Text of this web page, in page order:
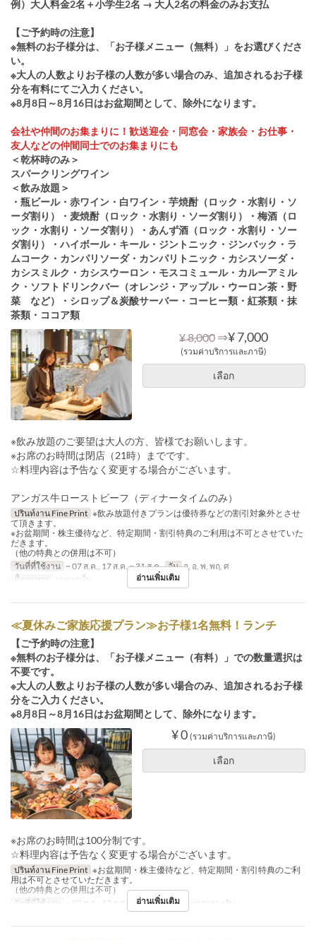
例）大人料金2名＋小学生2名 → 大人2名の料金のみお支払
【ご予約時の注意】
※無料のお子様分は、「お子様メニュー（無料）」をお選びくださ
い。
※大人の人数よりお子様の人数が多い場合のみ、追加されるお子様
分を有料にてご入力ください。
※8月8日～8月16日はお盆期間として、除外になります。
会社や仲間のお集まりに！歓送迎会・同窓会・家族会・お仕事・
友人などの仲間同士でのお集まりにも
＜乾杯時のみ＞
スパークリングワイン
＜飲み放題＞
・瓶ビール・赤ワイン・白ワイン・芋焼酎（ロック・水割り・ソ
ーダ割り）・麦焼酎（ロック・水割り・ソーダ割り）・梅酒（ロ
ック・水割り・ソーダ割り）・あんず酒（ロック・水割り・ソー
ダ割り）・ハイボール・キール・ジントニック・ジンバック・ラ
ムコーク・カンパリソーダ・カンパリトニック・カシスソーダ・
カシスミルク・カシスウーロン・モスコミュール・カルーアミル
ク・ソフトドリンクバー（オレンジ・アップル・ウーロン茶・野
菜 など）・シロップ＆炭酸サーバー・コーヒー類・紅茶類・抹
茶類・ココア類
¥ 8,000 ⇒¥ 7,000
(รวมค่าบริการและภาษี)
เลือก
※飲み放題のご要望は大人の方、皆様でお願いします。
※お席のお時間は閉店（21時）までです。
☆料理内容は予告なく変更する場合がございます。
アンガス牛ローストビーフ（ディナータイムのみ）
ปรินท์งาน Fine Print ※飲み放題付きプランは優待券などの割引対象外とさせ
て頂きます。
※お盆期間・株主優待など、特定期間・割引特典のご利用は不可とさせていた
だきます。
（他の特典との併用は不可）
วันที่ที่ใช้งาน ~ 07 ส.ค., 17 ส.ค. ~ 31 ส.ค. วัน จ, อ, พ, พฤ, ศ
มื้ออาหาร
อาหารเย็น อ่านเพิ่มเติม
≪夏休みご家族応援プラン≫お子様1名無料！ランチ
【ご予約時の注意】
※無料のお子様分は、「お子様メニュー（有料）」での数量選択は
不要です。
※大人の人数よりお子様の人数が多い場合のみ、追加されるお子様
分をご入力ください。
※8月8日～8月16日はお盆期間として、除外になります。
¥ 0 (รวมค่าบริการและภาษี)
เลือก
※お席のお時間は100分制です。
☆料理内容は予告なく変更する場合がございます。
ปรินท์งาน Fine Print ※お盆期間・株主優待など、特定期間・割引特典のご利
用は不可とさせていただきます。
（他の特典との併用は不可）
วันที่ที่ใช้งาน
~ 07 ส.ค., 17 ส.ค. ~ มื้ออาหาร อาหารกลางวัน
อ่านเพิ่มเติม